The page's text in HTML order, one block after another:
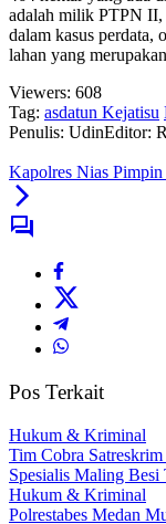
adalah milik PTPN II,
dalam kasus perdata,
lahan yang
Viewers: 608
Tag: asdatun Kejatisu
Penulis: UdinEditor:
Kapolres Nias
Pos Terkait
Hukum & Kriminal
Tim Cobra
Spesialis Maling
Hukum & Kriminal
Polrestabes Medan